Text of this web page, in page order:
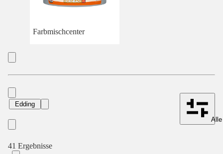
Farbmischcenter
Edding
41 Ergebnisse